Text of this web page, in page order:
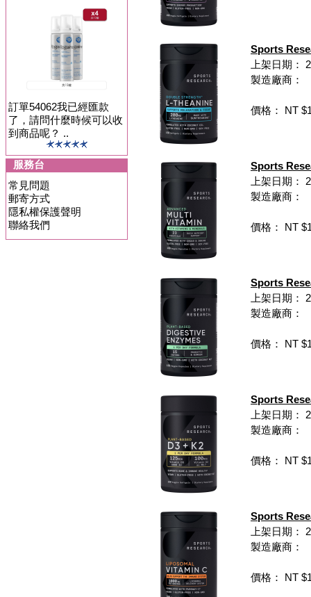
訂單54062我已經匯款
了，請問什麼時候可以收
到商品呢？ ..
服務台
常見問題
郵寄方式
隱私權保護聲明
聯絡我們
Sports
上架日期：
製造廠商：
價格： NT
Sports
上架日期：
製造廠商：
價格： NT
Sports
上架日期：
製造廠商：
價格： NT
Sports
上架日期：
製造廠商：
價格： NT
Sports
上架日期：
製造廠商：
價格： NT